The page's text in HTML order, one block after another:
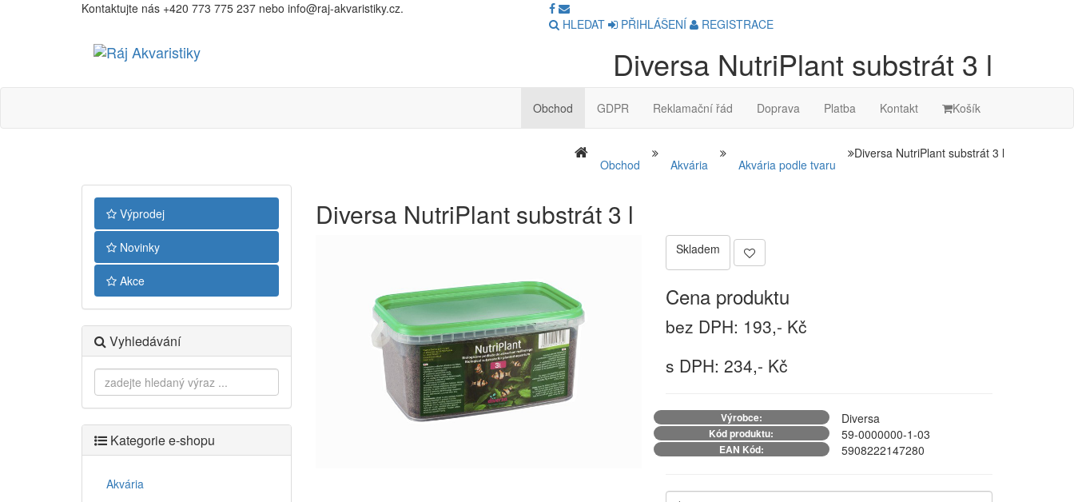
Kontaktujte nás +420 773 775 237 nebo info@raj-akvaristiky.cz.
HLEDAT
PŘIHLÁŠENÍ REGISTRACE
Akvaristiky Diversa NutriPlant substrát 3 l
Obchod GDPR Reklamační řád Doprava Platba Kontakt Košík
Obchod Akvária Akvária podle tvaru
Diversa NutriPlant substrát 3 l
Výprodej
Novinky
Akce
Vyhledávání
Kategorie e-shopu
Akvária
Diversa NutriPlant substrát 3 l
Skladem
Cena produktu
bez DPH: 193,- Kč
s DPH: 234,- Kč
Výrobce: Diversa
Kód produktu: 59-0000000-1-03
EAN Kód: 5908222147280